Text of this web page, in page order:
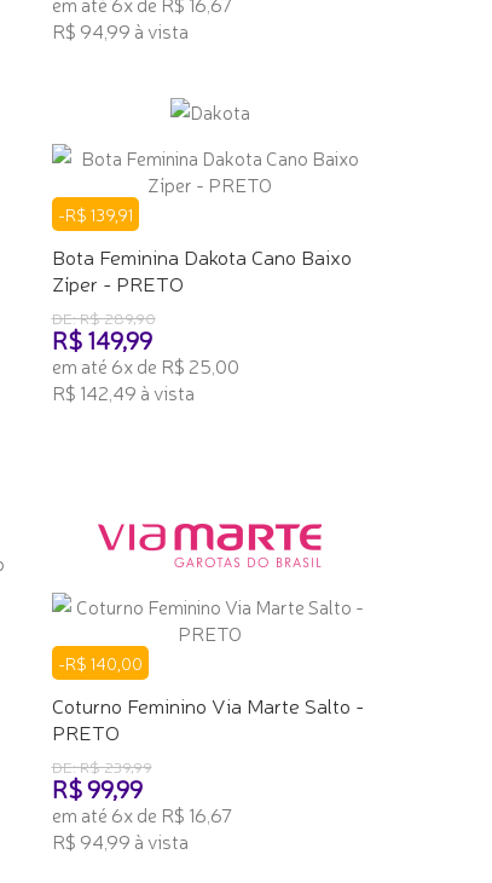
R$ 94,99 à vista
-R$ 139,91
Bota Feminina Dakota Cano Baixo
Zíper - PRETO
DE: R$ 289,90
R$ 149,99
em até 6x de R$ 25,00
R$ 142,49 à vista
-R$ 140,00
Coturno Feminino Via Marte Salto -
PRETO
DE: R$ 239,99
R$ 99,99
em até 6x de R$ 16,67
R$ 94,99 à vista